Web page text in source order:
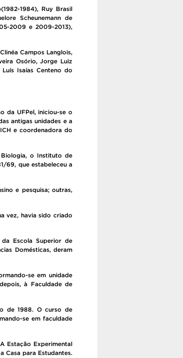
1984), Ruy Brasil
Scheunemann de
2009 e 2009-2013),
Campos Langlois,
Osório, Jorge Luiz
Isaías Centeno do
da UFPel, iniciou-se o
antigas unidades e a
e coordenadora do
o Instituto de
69, que estabeleceu a
e pesquisa; outras,
vez, havia sido criado
Escola Superior de
Domésticas, deram
se em unidade
à Faculdade de
de 1988. O curso de
se em faculdade
Estação Experimental
Casa para Estudantes.